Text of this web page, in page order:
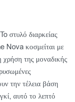
στυλό διαρκείας
κοσμείται με
χρήση της μοναδικής
την τέλεια βάση
αυτό το λεπτό